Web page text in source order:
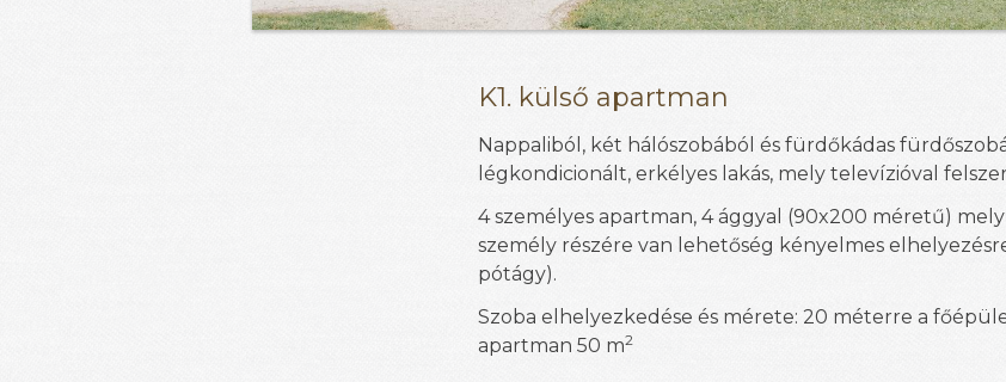
K1. külső apartman
Nappaliból, két hálószobából és fürdőkádas
légkondicionált, erkélyes lakás, mely televízióval
4 személyes apartman, 4 ággyal (90x200 méretű)
személy részére van lehetőség kényelmes
pótágy).
Szoba elhelyezkedése és mérete: 20 méterre a
apartman 50 m2